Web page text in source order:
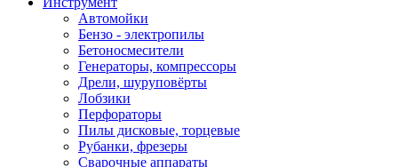
Автомойки
Бензо - электропилы
Бетоносмесители
Генераторы, компрессоры
Дрели, шуруповёрты
Лобзики
Перфораторы
Пилы дисковые, торцевые
Рубанки, фрезеры
Сварочные аппараты